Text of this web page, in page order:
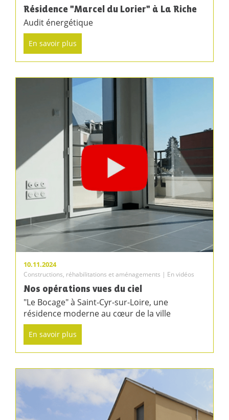
Résidence "Marcel du Lorier" à La Riche
Audit énergétique
En savoir plus
10.11.2024
Constructions, réhabilitations et aménagements | En vidéos
Nos opérations vues du ciel
"Le Bocage" à Saint-Cyr-sur-Loire, une
résidence moderne au cœur de la ville
En savoir plus